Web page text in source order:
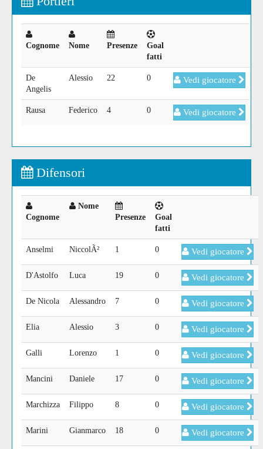
Cognome Nome Presenze
Goal
fatti
De
Angelis
Alessio 22 0 Vedi giocatore
Rausa Federico 4 0 Vedi giocatore
Difensori
Cognome
Nome
Presenze
Goal
fatti
Anselmi NiccolÃ² 1 0 Vedi giocatore
D'Astolfo Luca 19 0 Vedi giocatore
De Nicola Alessandro 7 0 Vedi giocatore
Elia Alessio 3 0 Vedi giocatore
Galli Lorenzo 1 0 Vedi giocatore
Mancini Daniele 17 0 Vedi giocatore
Marchizza Filippo 8 0 Vedi giocatore
Marini Gianmarco 18 0 Vedi giocatore